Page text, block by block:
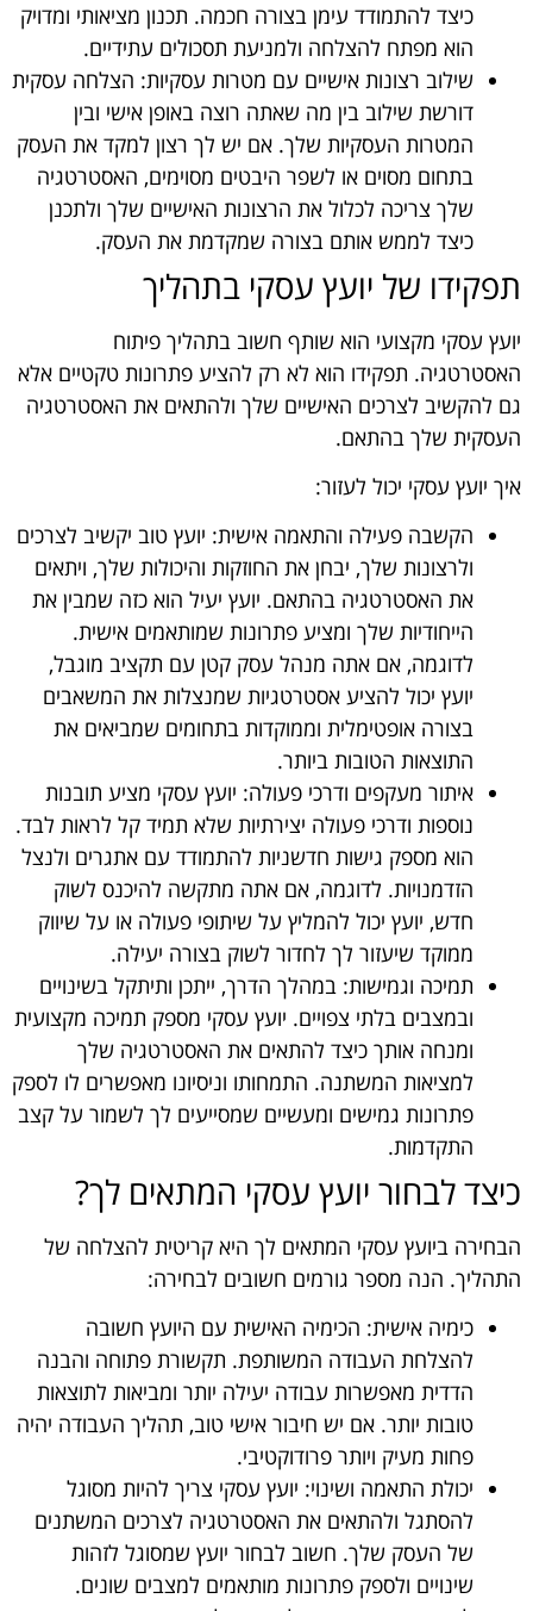
כיצד להתמודד עימן בצורה חכמה. תכנון מציאותי ומדויק
הוא מפתח להצלחה ולמניעת תסכולים עתידיים.
שילוב רצונות אישיים עם מטרות עסקיות: הצלחה עסקית
דורשת שילוב בין מה שאתה רוצה באופן אישי ובין
המטרות העסקיות שלך. אם יש לך רצון למקד את העסק
בתחום מסוים או לשפר היבטים מסוימים, האסטרטגיה
שלך צריכה לכלול את הרצונות האישיים שלך ולתכנן
כיצד לממש אותם בצורה שמקדמת את העסק.
תפקידו של יועץ עסקי בתהליך
יועץ עסקי מקצועי הוא שותף חשוב בתהליך פיתוח
האסטרטגיה. תפקידו הוא לא רק להציע פתרונות טקטיים אלא
גם להקשיב לצרכים האישיים שלך ולהתאים את האסטרטגיה
העסקית שלך בהתאם.
איך יועץ עסקי יכול לעזור:
הקשבה פעילה והתאמה אישית: יועץ טוב יקשיב לצרכים
ולרצונות שלך, יבחן את החוזקות והיכולות שלך, ויתאים
את האסטרטגיה בהתאם. יועץ יעיל הוא כזה שמבין את
הייחודיות שלך ומציע פתרונות שמותאמים אישית.
לדוגמה, אם אתה מנהל עסק קטן עם תקציב מוגבל,
יועץ יכול להציע אסטרטגיות שמנצלות את המשאבים
בצורה אופטימלית וממוקדות בתחומים שמביאים את
התוצאות הטובות ביותר.
איתור מעקפים ודרכי פעולה: יועץ עסקי מציע תובנות
נוספות ודרכי פעולה יצירתיות שלא תמיד קל לראות לבד.
הוא מספק גישות חדשניות להתמודד עם אתגרים ולנצל
הזדמנויות. לדוגמה, אם אתה מתקשה להיכנס לשוק
חדש, יועץ יכול להמליץ על שיתופי פעולה או על שיווק
ממוקד שיעזור לך לחדור לשוק בצורה יעילה.
תמיכה וגמישות: במהלך הדרך, ייתכן ותיתקל בשינויים
ובמצבים בלתי צפויים. יועץ עסקי מספק תמיכה מקצועית
ומנחה אותך כיצד להתאים את האסטרטגיה שלך
למציאות המשתנה. התמחותו וניסיונו מאפשרים לו לספק
פתרונות גמישים ומעשיים שמסייעים לך לשמור על קצב
התקדמות.
כיצד לבחור יועץ עסקי המתאים לך?
הבחירה ביועץ עסקי המתאים לך היא קריטית להצלחה של
התהליך. הנה מספר גורמים חשובים לבחירה:
כימיה אישית: הכימיה האישית עם היועץ חשובה
להצלחת העבודה המשותפת. תקשורת פתוחה והבנה
הדדית מאפשרות עבודה יעילה יותר ומביאות לתוצאות
טובות יותר. אם יש חיבור אישי טוב, תהליך העבודה יהיה
פחות מעיק ויותר פרודוקטיבי.
יכולת התאמה ושינוי: יועץ עסקי צריך להיות מסוגל
להסתגל ולהתאים את האסטרטגיה לצרכים המשתנים
של העסק שלך. חשוב לבחור יועץ שמסוגל לזהות
שינויים ולספק פתרונות מותאמים למצבים שונים.